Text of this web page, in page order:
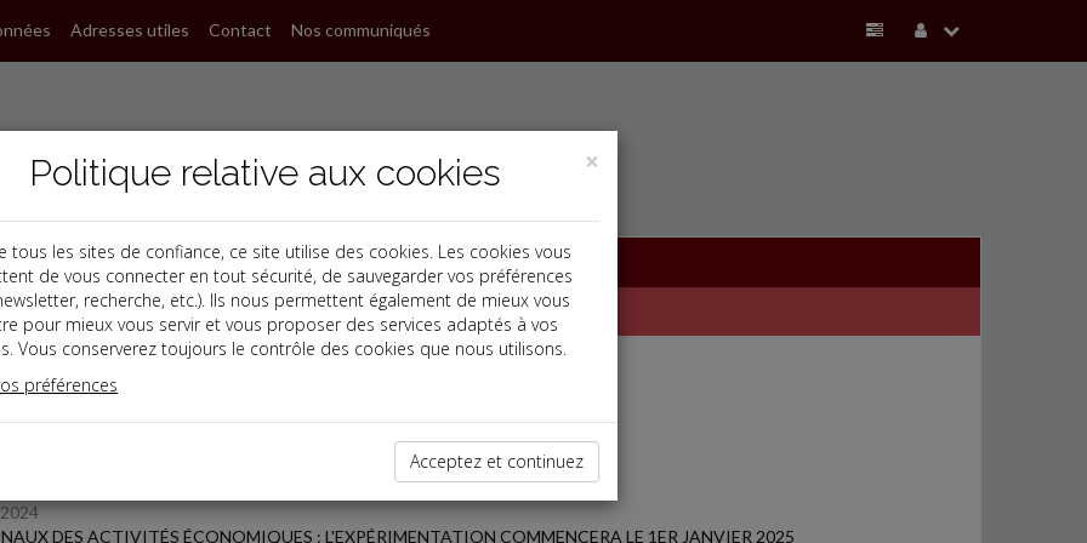
Adresses utiles Contact Nos communiqués
dernières dépêches
DES ACTIVITÉS ÉCONOMIQUES : L'EXPÉRIMENTATION COMMENCERA LE 1ER JANVIER 2025
×
Politique relative aux cookies
tous les sites de confiance, ce site utilise des cookies. Les cookies vous
de vous connecter en tout sécurité, de sauvegarder vos préférences
recherche, etc.). Ils nous permettent également de mieux vous
pour mieux vous servir et vous proposer des services adaptés à vos
Vous conserverez toujours le contrôle des cookies que nous utilisons.
préférences
Acceptez et continuez